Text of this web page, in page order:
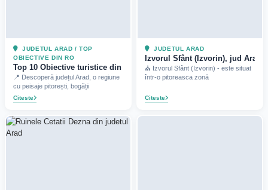
JUDETUL ARAD / TOP
OBIECTIVE DIN RO
Top 10 Obiective turistice din judetul Arad (2025)
📍 Descoperă județul Arad, o regiune
cu peisaje pitorești, bogății
Citeste
JUDETUL ARAD
Izvorul Sfânt (Izvorin), jud Arad
⛪ Izvorul Sfânt (Izvorin) - este situat
într-o pitoreasca zonă
Citeste